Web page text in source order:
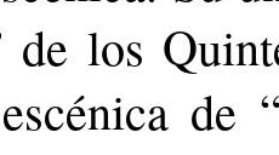
de los
de